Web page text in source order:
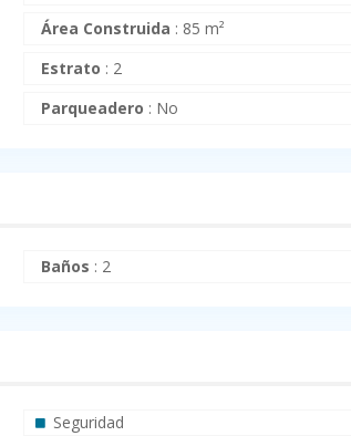
Área Construida : 85 m²
Estrato : 2
Parqueadero : No
Baños : 2
Seguridad